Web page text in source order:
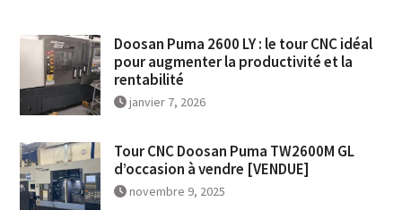
Doosan Puma 2600 LY : le tour CNC idéal
pour augmenter la productivité et la
rentabilité
janvier 7, 2026
Tour CNC Doosan Puma TW2600M GL
d’occasion à vendre [VENDUE]
novembre 9, 2025